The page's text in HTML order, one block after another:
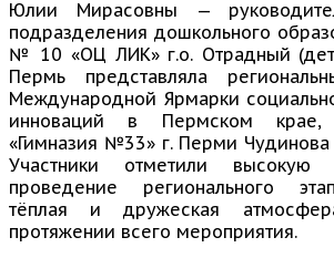
Юлии Мирасовны —
подразделения дошкольного
№ 10 «ОЦ ЛИК» г.о. Отрадный
Пермь представляла
Международной Ярмарки
инноваций в Пермском
«Гимназия №33» г. Перми Чудинова
Участники отметили высокую
проведение регионального
тёплая и дружеская
протяжении всего мероприятия.